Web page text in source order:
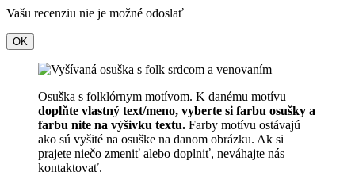
Vašu recenziu nie je možné odoslať
OK
Osuška s folklórnym motívom. K danému motívu
doplňte vlastný text/meno, vyberte si farbu osušky a
farbu nite na výšivku textu. Farby motívu ostávajú
ako sú vyšité na osuške na danom obrázku. Ak si
prajete niečo zmeniť alebo doplniť, neváhajte nás
kontaktovať.